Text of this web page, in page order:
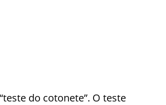
do cotonete”. O teste